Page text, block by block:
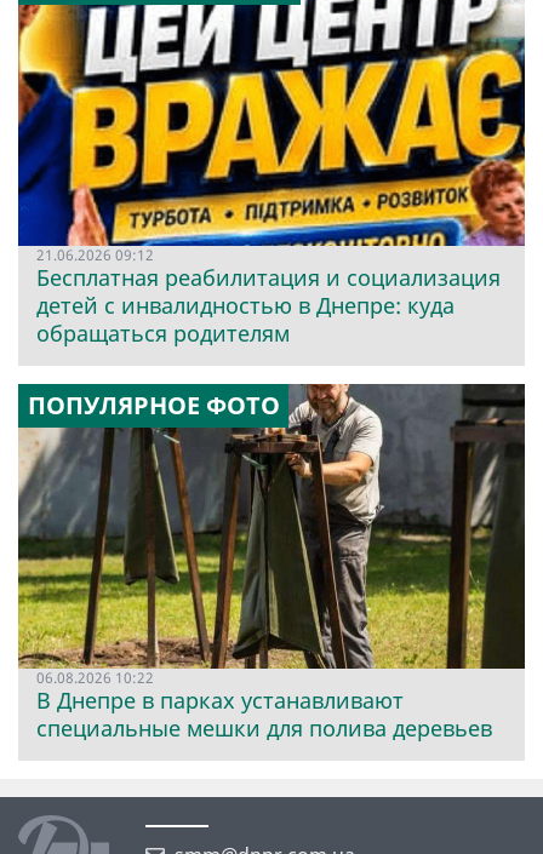
21.06.2026 09:12
Бесплатная реабилитация и социализация
детей с инвалидностью в Днепре: куда
обращаться родителям
ПОПУЛЯРНОЕ ФОТО
06.08.2026 10:22
В Днепре в парках устанавливают
специальные мешки для полива деревьев